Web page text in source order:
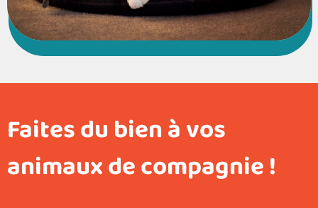
Faites du bien à vos
animaux de compagnie !